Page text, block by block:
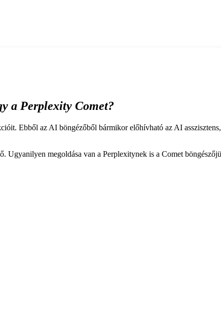
a Perplexity Comet?
Ebből az AI böngézőből bármikor előhívható az AI
Ugyanilyen megoldása van a Perplexitynek is a Comet